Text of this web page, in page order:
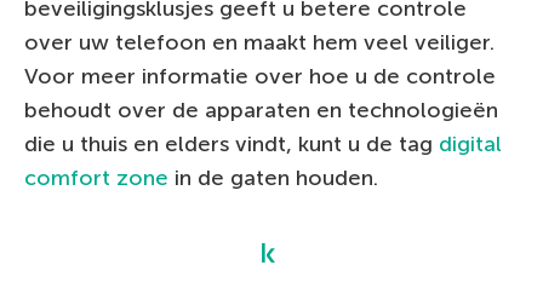
beveiligingsklusjes geeft u betere controle
over uw telefoon en maakt hem veel veiliger.
Voor meer informatie over hoe u de controle
behoudt over de apparaten en technologieën
die u thuis en elders vindt, kunt u de tag digital
comfort zone in de gaten houden.